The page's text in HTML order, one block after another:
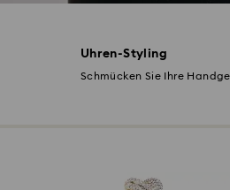
Uhren-Styling
Schmücken Sie Ihre